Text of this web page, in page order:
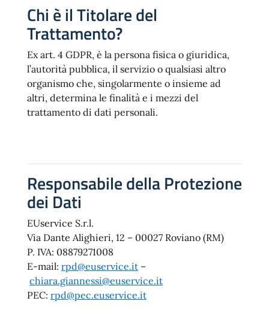
Chi è il Titolare del
Trattamento?
Ex art. 4 GDPR, è la persona fisica o giuridica,
l’autorità pubblica, il servizio o qualsiasi altro
organismo che, singolarmente o insieme ad
altri, determina le finalità e i mezzi del
trattamento di dati personali.
Responsabile della Protezione
dei Dati
EUservice S.r.l.
Via Dante Alighieri, 12 – 00027 Roviano (RM)
P. IVA: 08879271008
E-mail: rpd@euservice.it –
chiara.giannessi@euservice.it
PEC: rpd@pec.euservice.it